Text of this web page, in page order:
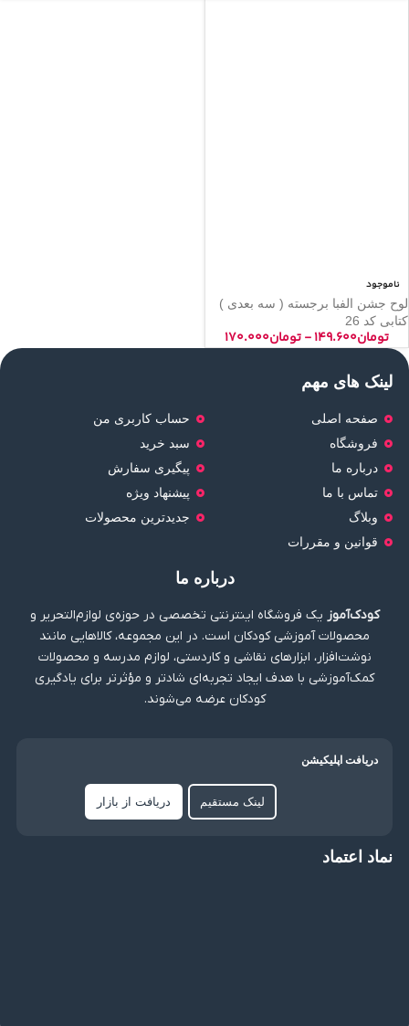
ناموجود
لوح جشن الفبا برجسته ( سه بعدی )
کتابی کد 26
تومان۱۴۹.۶۰۰-تومان۱۷۰.۰۰۰
لینک های مهم
صفحه اصلی
فروشگاه
درباره ما
تماس با ما
وبلاگ
قوانین و مقررات
حساب کاربری من
سبد خرید
پیگیری سفارش
پیشنهاد ویژه
جدیدترین محصولات
درباره ما
کودک‌آموز یک فروشگاه اینترنتی تخصصی در حوزه‌ی لوازم‌التحریر و
محصولات آموزشی کودکان است. در این مجموعه، کالاهایی مانند
نوشت‌افزار، ابزارهای نقاشی و کاردستی، لوازم مدرسه و محصولات
کمک‌آموزشی با هدف ایجاد تجربه‌ای شادتر و مؤثرتر برای یادگیری
کودکان عرضه می‌شوند.
دریافت اپلیکیشن
لینک مستقیم دریافت از بازار
نماد اعتماد